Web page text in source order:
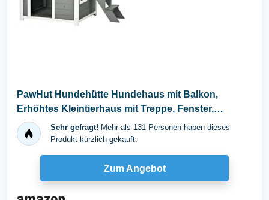
PawHut Hundehütte Hundehaus mit Balkon,
Erhöhtes Kleintierhaus mit Treppe, Fenster,
Hundehöhle...
Sehr gefragt! Mehr als 131 Personen haben dieses
Produkt kürzlich gekauft.
Zum Angebot